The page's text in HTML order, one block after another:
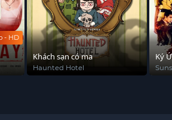
- HD
Khách sạn có ma
Haunted Hotel
Ký